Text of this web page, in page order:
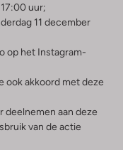
uur;
11 december
op het Instagram-
ook akkoord met deze
deelnemen aan deze
van de actie